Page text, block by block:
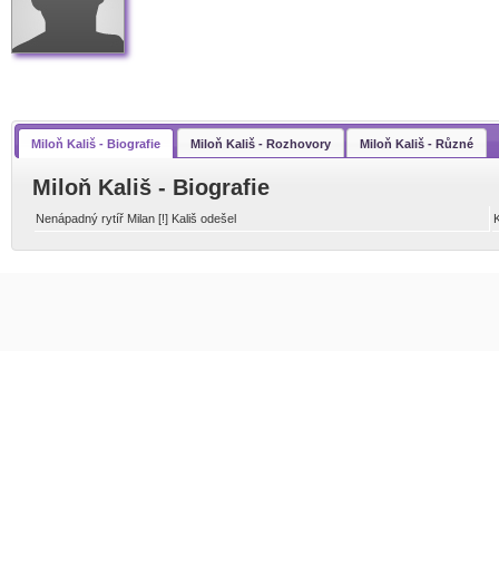
Miloň Kališ - Biografie Miloň Kališ - Rozhovory Miloň Kališ - Různé
Miloň Kališ - Biografie
Nenápadný rytíř Milan [!] Kališ odešel